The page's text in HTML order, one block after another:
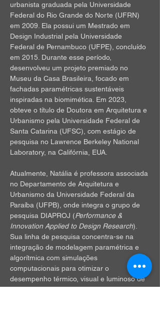
urbanista graduada pela Universidade
Federal do Rio Grande do Norte (UFRN)
em 2009. Ela possui um Mestrado em
Design Industrial pela Universidade
Federal de Pernambuco (UFPE), concluído
em 2015. Durante esse período,
desenvolveu um projeto premiado no
Museu da Casa Brasileira, focado em
fachadas paramétricas sustentáveis
inspiradas na biomimética. Em 2023,
obteve o título de Doutora em Arquitetura e
Urbanismo pela Universidade Federal de
Santa Catarina (UFSC), com estágio de
pesquisa no Lawrence Berkeley National
Laboratory, na Califórnia, EUA.
Atualmente, Natália é professora associada
no Departamento de Arquitetura e
Urbanismo da Universidade Federal da
Paraíba (UFPB), onde integra o grupo de
pesquisa DIAPROJ (Performance &
Innovation Applied to Design Research).
Sua linha de pesquisa concentra-se na
integração de modelagem paramétrica e
algorítmica com simulações
computacionais para otimizar o
desempenho térmico, visual e luminoso de
edificações. Ela tem se dedicado ao